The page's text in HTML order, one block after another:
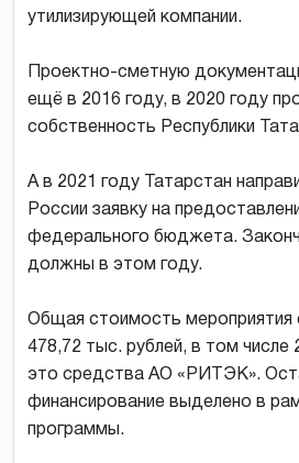
утилизирующей компании.
Проектно-сметную
ещё в 2016 году, в 2020 году
собственность Республики
А в 2021 году Татарстан
России заявку на
федерального бюджета.
должны в этом году.
Общая стоимость мероприятия
478,72 тыс. рублей, в том числе
это средства АО «РИТЭК».
финансирование выделено в
программы.